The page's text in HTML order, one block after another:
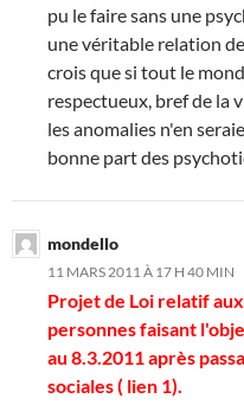
pu le faire sans une
une véritable relation
crois que si tout le
respectueux, bref de la
les anomalies n'en
bonne part des
mondello
11 MARS 2011 À 17 H 40 MIN
Projet de Loi relatif
personnes faisant
au 8.3.2011 après
sociales ( lien 1).